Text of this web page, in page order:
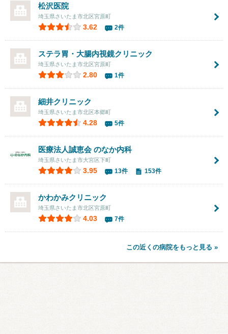
松沢医院
埼玉県さいたま市北区宮原町
3.62 2件
ステラ胃・大腸内視鏡クリニック
埼玉県さいたま市北区宮原町
2.80 1件
細井クリニック
埼玉県さいたま市北区本郷町
4.28 5件
医療法人誠恵会のなか内科
埼玉県さいたま市大宮区下町
3.95 13件 153件
かわかみクリニック
埼玉県さいたま市北区宮原町
4.03 7件
この近くの病院をもっと見る »